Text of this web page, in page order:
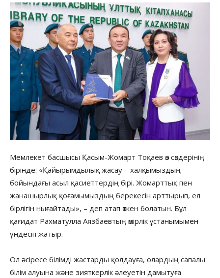
Мемлекет басшысы Қасым-Жомарт Тоқаев өз сөздерінің
бірінде: «Қайырымдылық жасау – халқымыздың
бойындағы асыл қасиеттердің бірі. Жомарттық пен
жанашырлық қоғамымыздың берекесін арттырып, ел
бірлігін нығайтады», – деп атап өткен болатын. Бұл
қағидат Рахматулла Аязбаевтың өмірлік ұстанымымен
үндесіп жатыр.
Ол әсіресе білімді жастарды қолдауға, олардың сапалы
білім алуына және зияткерлік әлеуетін дамытуға